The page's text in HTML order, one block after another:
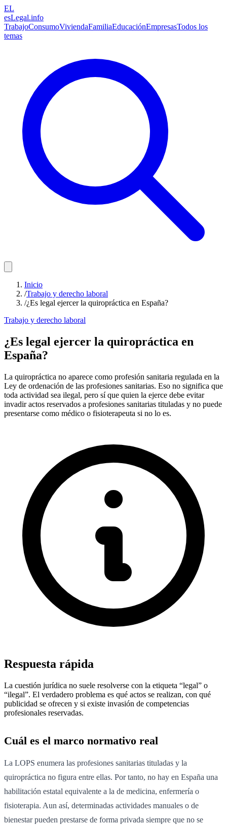
EL
esLegal.info
TrabajoConsumoViviendaFamiliaEducaciónEmpresasTodos los
temas
Inicio
/Trabajo y derecho laboral
/¿Es legal ejercer la quiropráctica en España?
Trabajo y derecho laboral
¿Es legal ejercer la quiropráctica en
España?
La quiropráctica no aparece como profesión sanitaria regulada en la
Ley de ordenación de las profesiones sanitarias. Eso no significa que
toda actividad sea ilegal, pero sí que quien la ejerce debe evitar
invadir actos reservados a profesiones sanitarias tituladas y no puede
presentarse como médico o fisioterapeuta si no lo es.
Respuesta rápida
La cuestión jurídica no suele resolverse con la etiqueta “legal” o
“ilegal”. El verdadero problema es qué actos se realizan, con qué
publicidad se ofrecen y si existe invasión de competencias
profesionales reservadas.
Cuál es el marco normativo real
La LOPS enumera las profesiones sanitarias tituladas y la
quiropráctica no figura entre ellas. Por tanto, no hay en España una
habilitación estatal equivalente a la de medicina, enfermería o
fisioterapia. Aun así, determinadas actividades manuales o de
bienestar pueden prestarse de forma privada siempre que no se